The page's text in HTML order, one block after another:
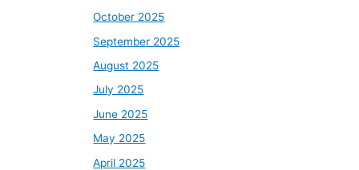
October 2025
September 2025
August 2025
July 2025
June 2025
May 2025
April 2025